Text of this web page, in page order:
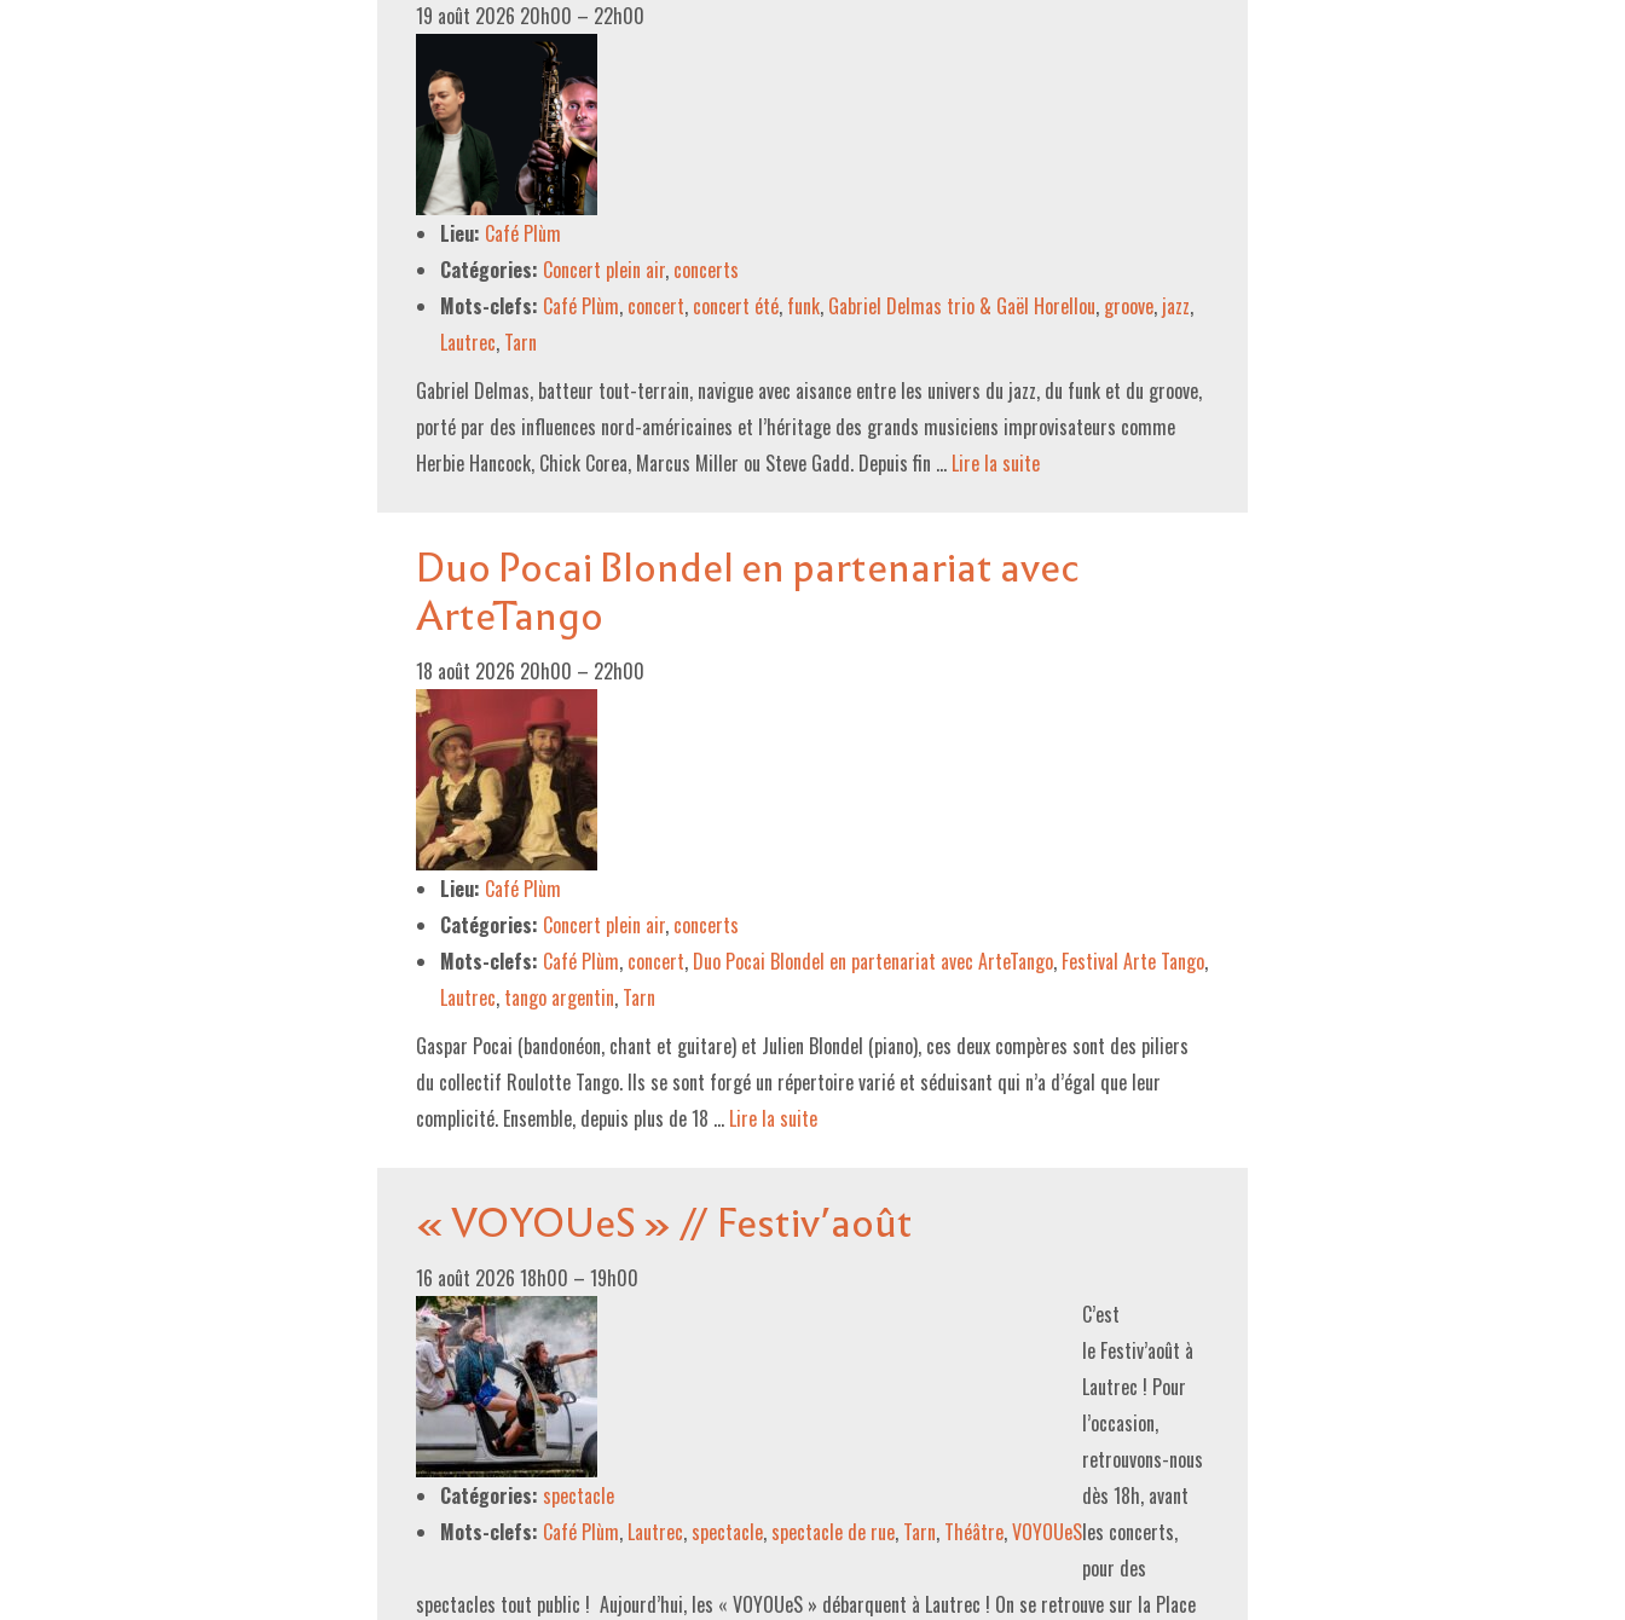
19 août 2026 20h00 – 22h00
Lieu: Café Plùm
Catégories: Concert plein air, concerts
Mots-clefs: Café Plùm, concert, concert été, funk, Gabriel Delmas trio & Gaël Horellou, groove, jazz,
Lautrec, Tarn
Gabriel Delmas, batteur tout-terrain, navigue avec aisance entre les univers du jazz, du funk et du groove,
porté par des influences nord-américaines et l’héritage des grands musiciens improvisateurs comme
Herbie Hancock, Chick Corea, Marcus Miller ou Steve Gadd. Depuis fin … Lire la suite­­
Duo Pocai Blondel en partenariat avec
ArteTango
18 août 2026 20h00 – 22h00
Lieu: Café Plùm
Catégories: Concert plein air, concerts
Mots-clefs: Café Plùm, concert, Duo Pocai Blondel en partenariat avec ArteTango, Festival Arte Tango,
Lautrec, tango argentin, Tarn
Gaspar Pocai (bandonéon, chant et guitare) et Julien Blondel (piano), ces deux compères sont des piliers
du collectif Roulotte Tango. Ils se sont forgé un répertoire varié et séduisant qui n’a d’égal que leur
complicité. Ensemble, depuis plus de 18 … Lire la suite­­
« VOYOUeS » // Festiv’août
16 août 2026 18h00 – 19h00
Catégories: spectacle
Mots-clefs: Café Plùm, Lautrec, spectacle, spectacle de rue, Tarn, Théâtre,VOYOUeS
C’est
le Festiv’août à
Lautrec ! Pour
l’occasion,
retrouvons-nous
dès 18h, avant
les concerts,
pour des
spectacles tout public ! Aujourd’hui, les « VOYOUeS » débarquent à Lautrec ! On se retrouve sur la Place